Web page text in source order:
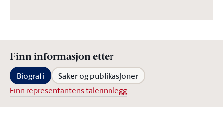
Finn informasjon etter
Biografi Saker og publikasjoner
Finn representantens talerinnlegg